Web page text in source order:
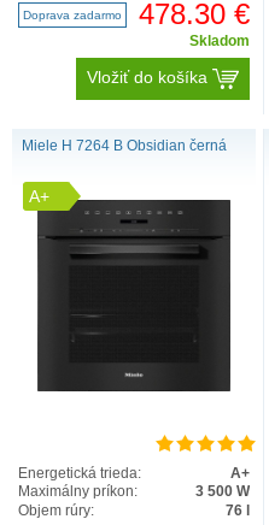
(cm): 60; En.třída: A; T echnolo..
Doprava zadarmo 478.30 €
Skladom
Vložiť do košíka
Miele H 7264 B Obsidian černá
A+
Energetická trieda:
A+
Maximálny príkon:
3 500 W
Objem rúry:
76 l